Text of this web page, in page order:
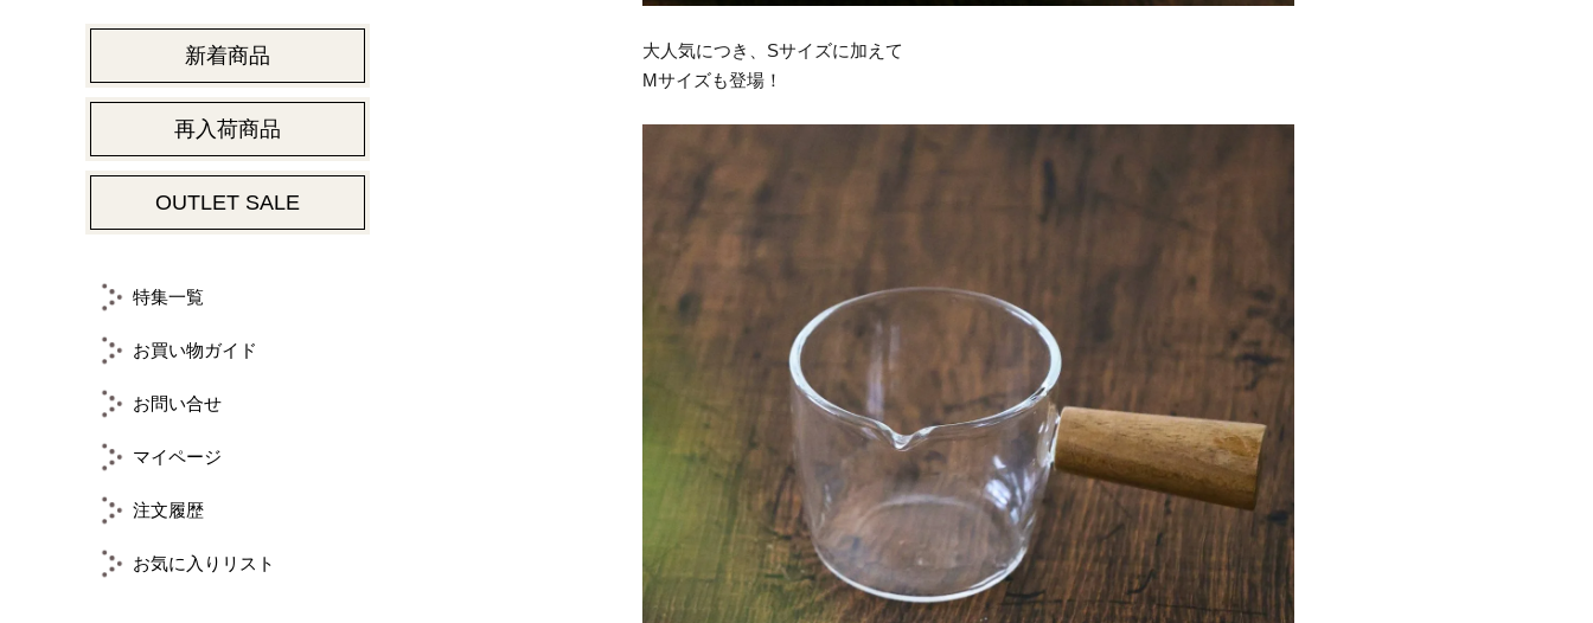
新着商品
再入荷商品
OUTLET SALE
特集一覧
お買い物ガイド
お問い合せ
マイページ
注文履歴
お気に入りリスト
大人気につき、Sサイズに加えて
Mサイズも登場！